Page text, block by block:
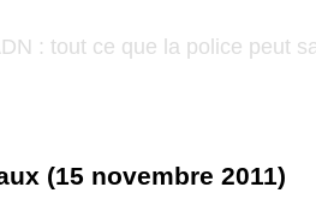
: tout ce que la police peut
(15 novembre 2011)